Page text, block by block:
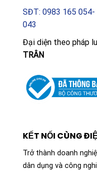
SĐT: 0983 165
043
Đại diện theo pháp
TRÂN
KẾT NỐI CÙNG
Trở thành doanh
dân dụng và công